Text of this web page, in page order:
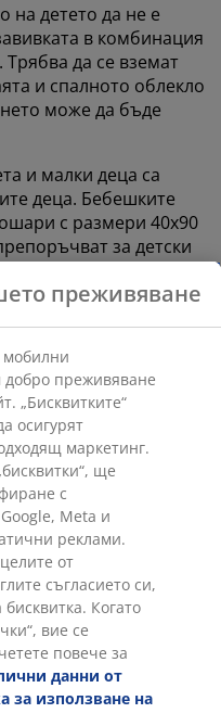
на детето да не е
в комбинация
да се вземат
и спалното облекло
може да бъде
и малки деца са
деца. Бебешките
с размери 40x90
за детски
за възрастни
предимства. Те
през зимата и са
от движението
юношеските завивки
TEX® и могат да
за грижа,
Ако завивката
да я използвате.
спално
Открийте
преживяване
мобилни
добро преживяване
„Бисквитките“
осигурят
маркетинг.
ще
с
Meta и
реклами.
от
съгласието си,
Когато
вие се
повече за
данни от
за използване на